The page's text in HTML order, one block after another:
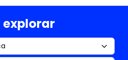
explorar